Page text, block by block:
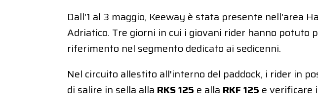
Dall'1 al 3 maggio, Keeway è stata presente nell'area
Adriatico. Tre giorni in cui i giovani rider hanno potuto
riferimento nel segmento dedicato ai sedicenni.
Nel circuito allestito all'interno del paddock, i rider in
di salire in sella alla RKS 125 e alla RKF 125 e verificare